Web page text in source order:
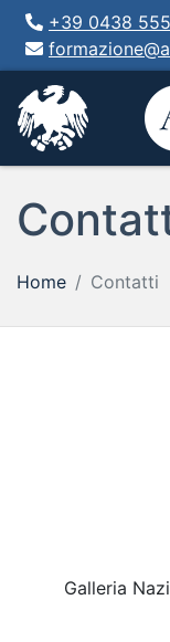
+39 0438
Home Contatti
Galleria